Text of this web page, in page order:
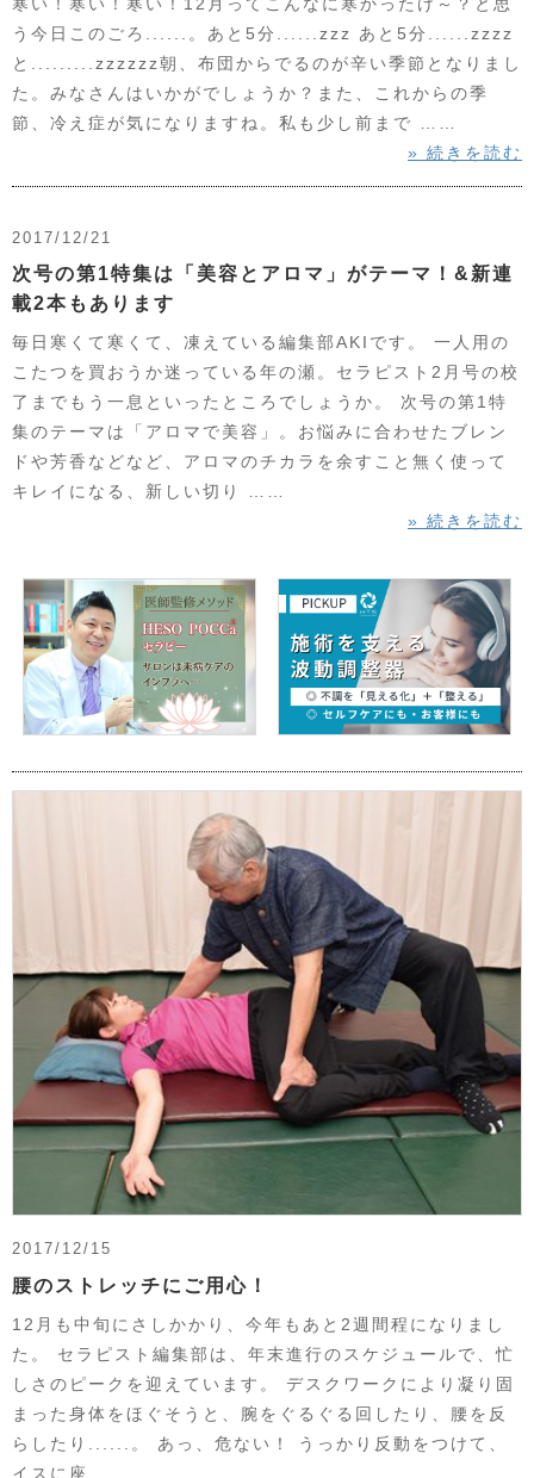
う今日このごろ......。あと5分......zzz あと5分......zzzz
と.........zzzzzz朝、布団からでるのが辛い季節となりまし
た。みなさんはいかがでしょうか？また、これからの季
節、冷え症が気になりますね。私も少し前まで ……
» 続きを読む
2017/12/21
次号の第1特集は「美容とアロマ」がテーマ！&新連
載2本もあります
毎日寒くて寒くて、凍えている編集部AKIです。 一人用の
こたつを買おうか迷っている年の瀬。セラピスト2月号の校
了までもう一息といったところでしょうか。 次号の第1特
集のテーマは「アロマで美容」。お悩みに合わせたブレン
ドや芳香などなど、アロマのチカラを余すこと無く使って
キレイになる、新しい切り ……
» 続きを読む
2017/12/15
腰のストレッチにご用心！
12月も中旬にさしかかり、今年もあと2週間程になりまし
た。 セラピスト編集部は、年末進行のスケジュールで、忙
しさのピークを迎えています。 デスクワークにより凝り固
まった身体をほぐそうと、腕をぐるぐる回したり、腰を反
らしたり......。 あっ、危ない！ うっかり反動をつけて、
イスに座 ……